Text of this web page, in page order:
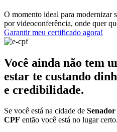
O momento ideal para modernizar
por videoconferência, onde quer
Garantir meu certificado agora!
Você ainda não tem
estar te custando
e credibilidade.
Se você está na cidade de
CPF então você está no lugar certo.